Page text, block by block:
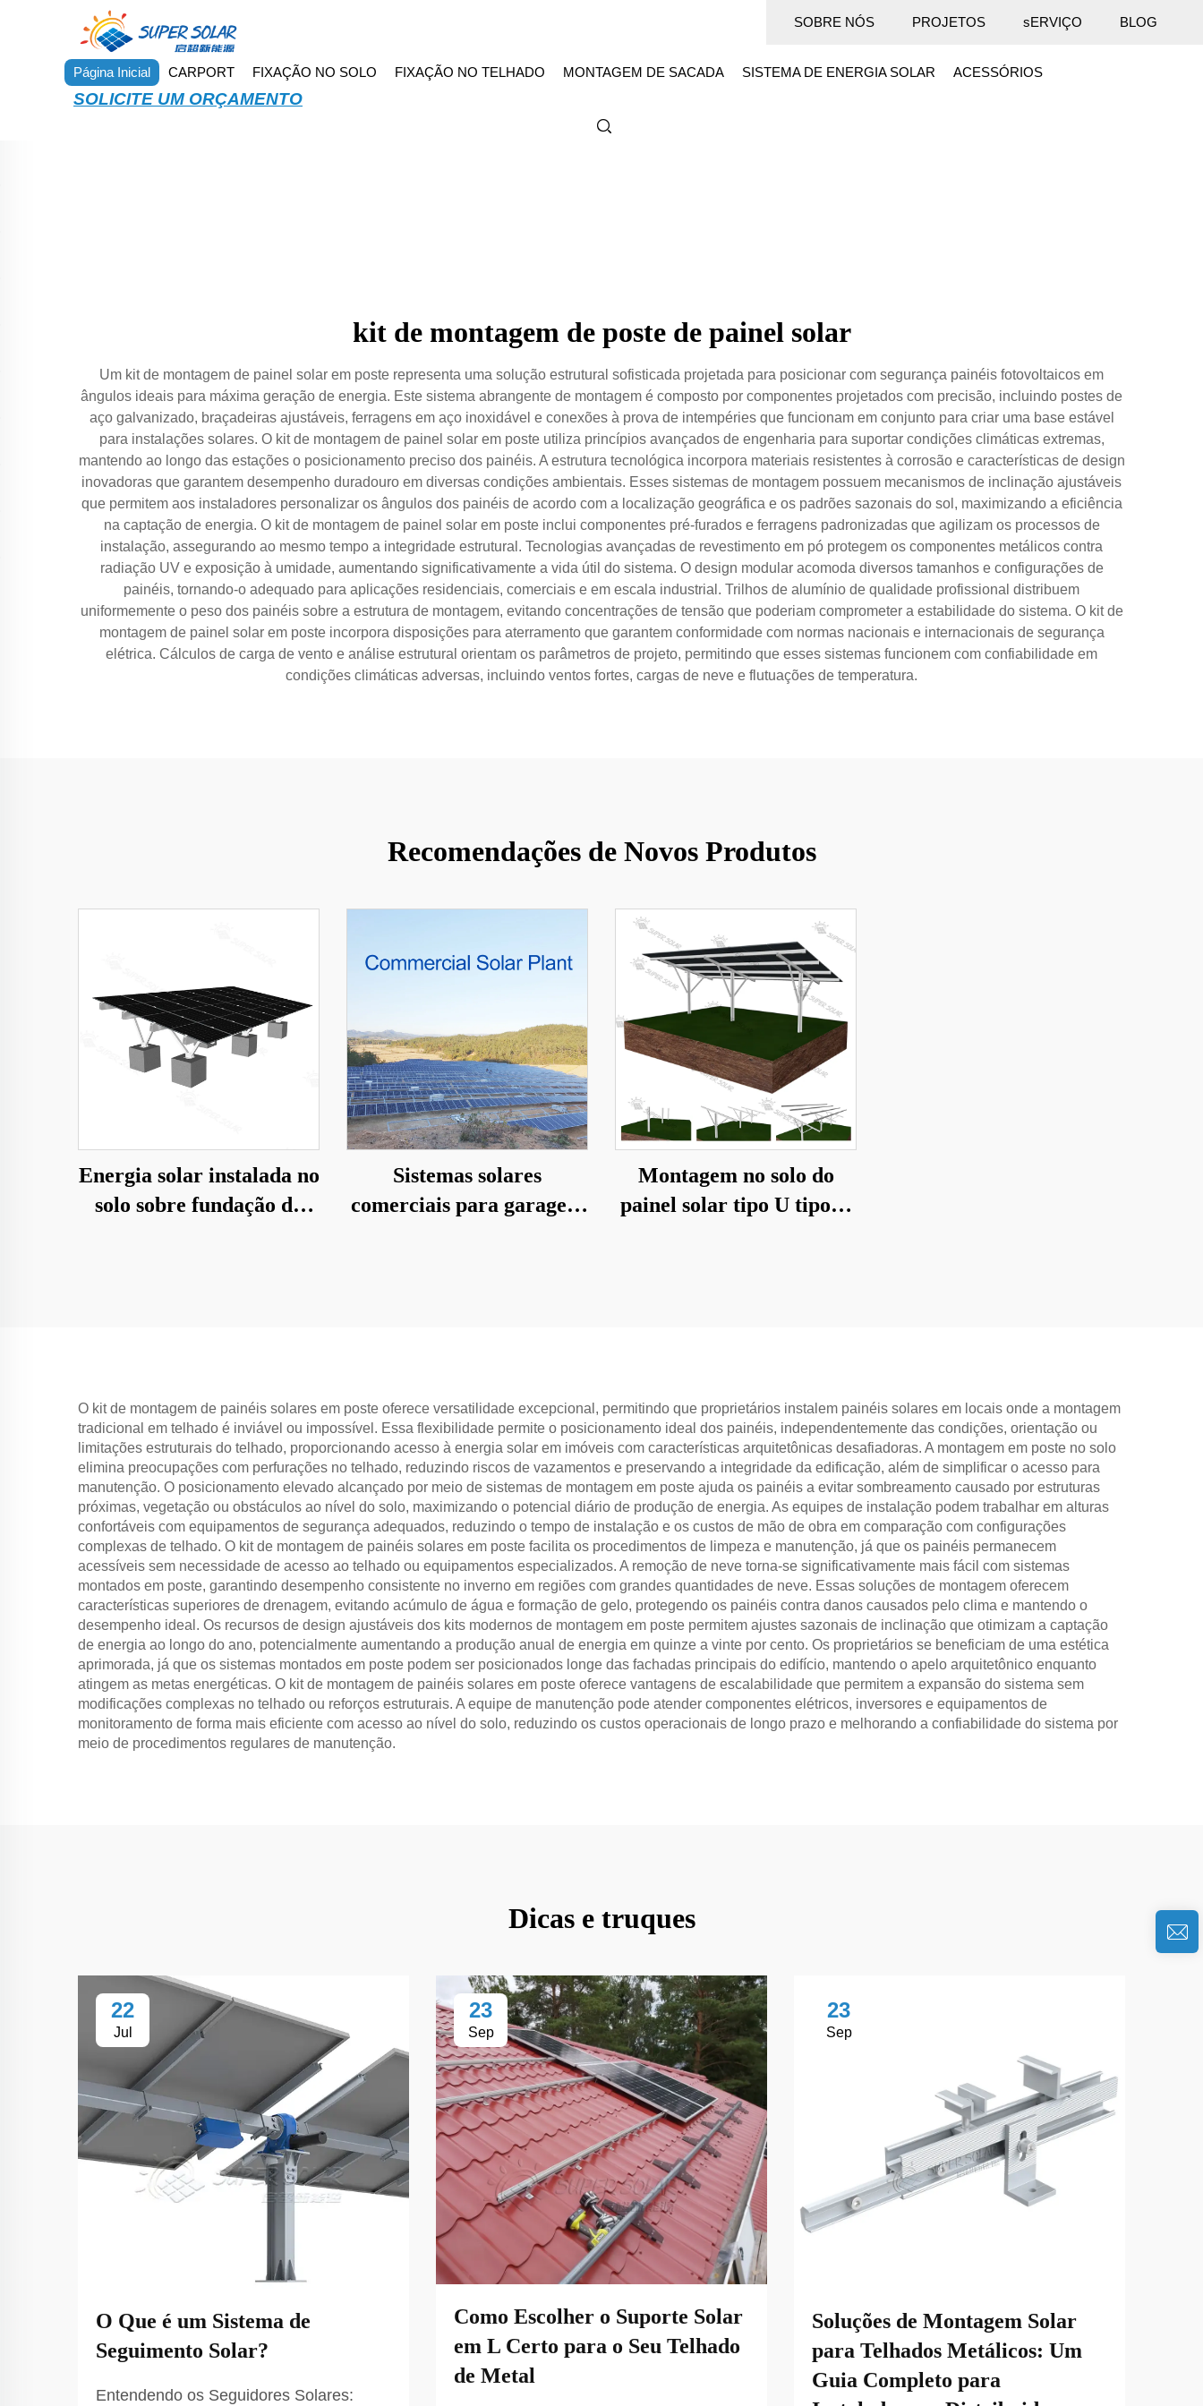
SOBRE NÓS PROJETOS sERVIÇO BLOG
Página Inicial CARPORT FIXAÇÃO NO SOLO FIXAÇÃO NO TELHADO MONTAGEM DE SACADA SISTEMA DE ENERGIA SOLAR ACESSÓRIOS
SOLICITE UM ORÇAMENTO
kit de montagem de poste de painel solar
Um kit de montagem de painel solar em poste representa uma solução estrutural sofisticada projetada para posicionar com segurança painéis fotovoltaicos em
ângulos ideais para máxima geração de energia. Este sistema abrangente de montagem é composto por componentes projetados com precisão, incluindo postes de
aço galvanizado, braçadeiras ajustáveis, ferragens em aço inoxidável e conexões à prova de intempéries que funcionam em conjunto para criar uma base estável
para instalações solares. O kit de montagem de painel solar em poste utiliza princípios avançados de engenharia para suportar condições climáticas extremas,
mantendo ao longo das estações o posicionamento preciso dos painéis. A estrutura tecnológica incorpora materiais resistentes à corrosão e características de design
inovadoras que garantem desempenho duradouro em diversas condições ambientais. Esses sistemas de montagem possuem mecanismos de inclinação ajustáveis
que permitem aos instaladores personalizar os ângulos dos painéis de acordo com a localização geográfica e os padrões sazonais do sol, maximizando a eficiência
na captação de energia. O kit de montagem de painel solar em poste inclui componentes pré-furados e ferragens padronizadas que agilizam os processos de
instalação, assegurando ao mesmo tempo a integridade estrutural. Tecnologias avançadas de revestimento em pó protegem os componentes metálicos contra
radiação UV e exposição à umidade, aumentando significativamente a vida útil do sistema. O design modular acomoda diversos tamanhos e configurações de
painéis, tornando-o adequado para aplicações residenciais, comerciais e em escala industrial. Trilhos de alumínio de qualidade profissional distribuem
uniformemente o peso dos painéis sobre a estrutura de montagem, evitando concentrações de tensão que poderiam comprometer a estabilidade do sistema. O kit de
montagem de painel solar em poste incorpora disposições para aterramento que garantem conformidade com normas nacionais e internacionais de segurança
elétrica. Cálculos de carga de vento e análise estrutural orientam os parâmetros de projeto, permitindo que esses sistemas funcionem com confiabilidade em
condições climáticas adversas, incluindo ventos fortes, cargas de neve e flutuações de temperatura.
Recomendações de Novos Produtos
Energia solar instalada no
solo sobre fundação de
Sistemas solares
comerciais para garagem
Montagem no solo do
painel solar tipo U tipo C
O kit de montagem de painéis solares em poste oferece versatilidade excepcional, permitindo que proprietários instalem painéis solares em locais onde a montagem
tradicional em telhado é inviável ou impossível. Essa flexibilidade permite o posicionamento ideal dos painéis, independentemente das condições, orientação ou
limitações estruturais do telhado, proporcionando acesso à energia solar em imóveis com características arquitetônicas desafiadoras. A montagem em poste no solo
elimina preocupações com perfurações no telhado, reduzindo riscos de vazamentos e preservando a integridade da edificação, além de simplificar o acesso para
manutenção. O posicionamento elevado alcançado por meio de sistemas de montagem em poste ajuda os painéis a evitar sombreamento causado por estruturas
próximas, vegetação ou obstáculos ao nível do solo, maximizando o potencial diário de produção de energia. As equipes de instalação podem trabalhar em alturas
confortáveis com equipamentos de segurança adequados, reduzindo o tempo de instalação e os custos de mão de obra em comparação com configurações
complexas de telhado. O kit de montagem de painéis solares em poste facilita os procedimentos de limpeza e manutenção, já que os painéis permanecem
acessíveis sem necessidade de acesso ao telhado ou equipamentos especializados. A remoção de neve torna-se significativamente mais fácil com sistemas
montados em poste, garantindo desempenho consistente no inverno em regiões com grandes quantidades de neve. Essas soluções de montagem oferecem
características superiores de drenagem, evitando acúmulo de água e formação de gelo, protegendo os painéis contra danos causados pelo clima e mantendo o
desempenho ideal. Os recursos de design ajustáveis dos kits modernos de montagem em poste permitem ajustes sazonais de inclinação que otimizam a captação
de energia ao longo do ano, potencialmente aumentando a produção anual de energia em quinze a vinte por cento. Os proprietários se beneficiam de uma estética
aprimorada, já que os sistemas montados em poste podem ser posicionados longe das fachadas principais do edifício, mantendo o apelo arquitetônico enquanto
atingem as metas energéticas. O kit de montagem de painéis solares em poste oferece vantagens de escalabilidade que permitem a expansão do sistema sem
modificações complexas no telhado ou reforços estruturais. A equipe de manutenção pode atender componentes elétricos, inversores e equipamentos de
monitoramento de forma mais eficiente com acesso ao nível do solo, reduzindo os custos operacionais de longo prazo e melhorando a confiabilidade do sistema por
meio de procedimentos regulares de manutenção.
Dicas e truques
22
Jul
O Que é um Sistema de
Seguimento Solar?
Entendendo os Seguidores Solares:
23
Sep
Como Escolher o Suporte Solar
em L Certo para o Seu Telhado
de Metal
23
Sep
Soluções de Montagem Solar
para Telhados Metálicos: Um
Guia Completo para